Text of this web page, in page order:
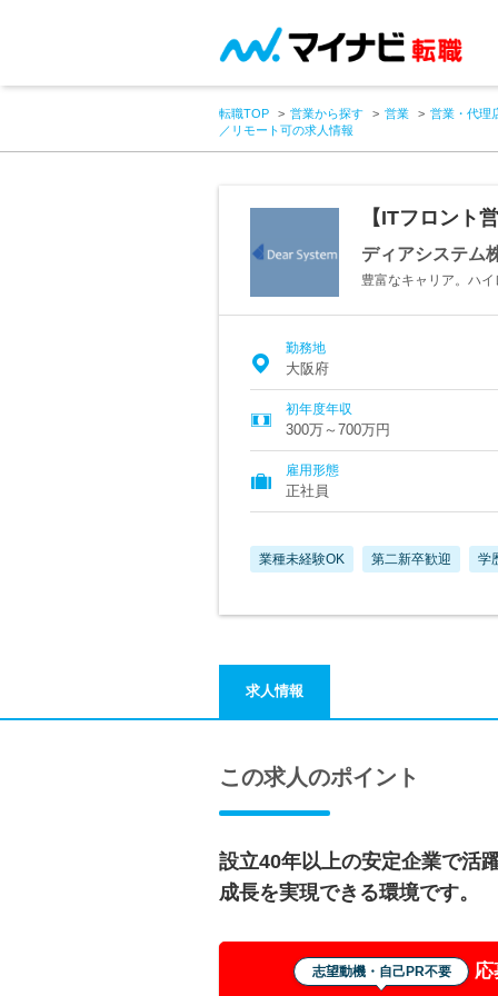
転職TOP 営業から探す 営業
営業・代理
／リモート可の求人情報
【ITフロント
ディアシステム
豊富なキャリア。ハ
勤務地
大阪府
初年度年収
300万～700万円
雇用形態
正社員
業種未経験OK 第二新卒歓迎 学
求人情報
この求人のポイント
設立40年以上の安定企業で活
成長を実現できる環境です。
志望動機・自己PR不要